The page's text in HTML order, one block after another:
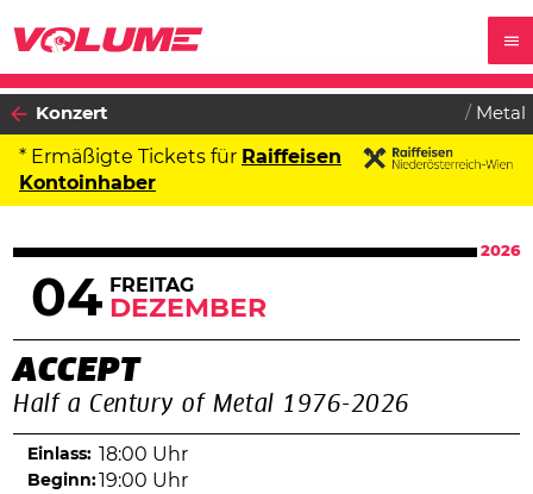
Konzert Metal
* Ermäßigte Tickets für Raiffeisen
Kontoinhaber
2026
04 FREITAG
DEZEMBER
ACCEPT
Half a Century of Metal 1976-2026
Einlass: 18:00 Uhr
Beginn: 19:00 Uhr